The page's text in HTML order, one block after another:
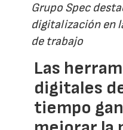
Grupo Spec
digitalización en
de trabajo
Las
digitales
tiempo